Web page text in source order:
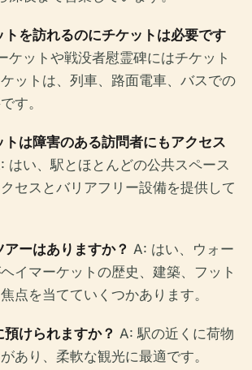
トを訪れるのにチケットは必要です
ケットや戦没者慰霊碑にはチケット
ットは、列車、路面電車、バスでの
す。
トは障害のある訪問者にもアクセス
はい、駅とほとんどの公共スペース
セスとバリアフリー設備を提供して
ーはありますか？ A: はい、ウォ​​ー
イマーケットの歴史、建築、フット
点を当てていくつかあります。
けられますか？ A: 駅の近くに荷物
あり、柔軟な観光に最適です。